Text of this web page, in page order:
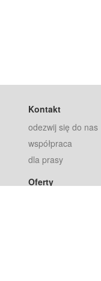
Kontakt
odezwij się do nas
współpraca
dla prasy
Oferty